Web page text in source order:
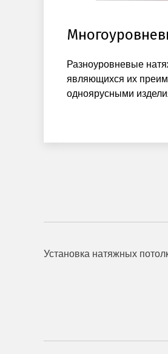
Разноуровневые
являющихся их
одноярусными
Установка натяжных